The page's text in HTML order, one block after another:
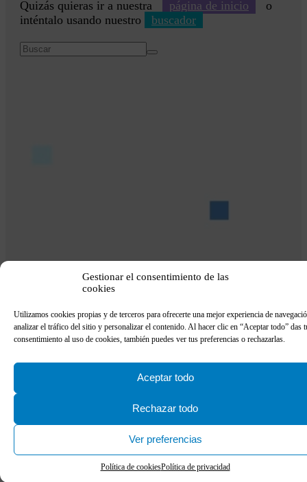
Gestionar el consentimiento de las
cookies
Utilizamos cookies propias y de terceros para ofrecerte una mejor experiencia de
analizar el tráfico del sitio y personalizar el contenido. Al hacer clic en “Aceptar todo” das
consentimiento al uso de cookies, también puedes ver tus preferencias o rechazarlas.
Aceptar todo
Rechazar todo
Ver preferencias
Política de cookiesPolítica de privacidad
Quizás quieras ir a nuestra página de inicio
o
inténtalo usando nuestro
buscador